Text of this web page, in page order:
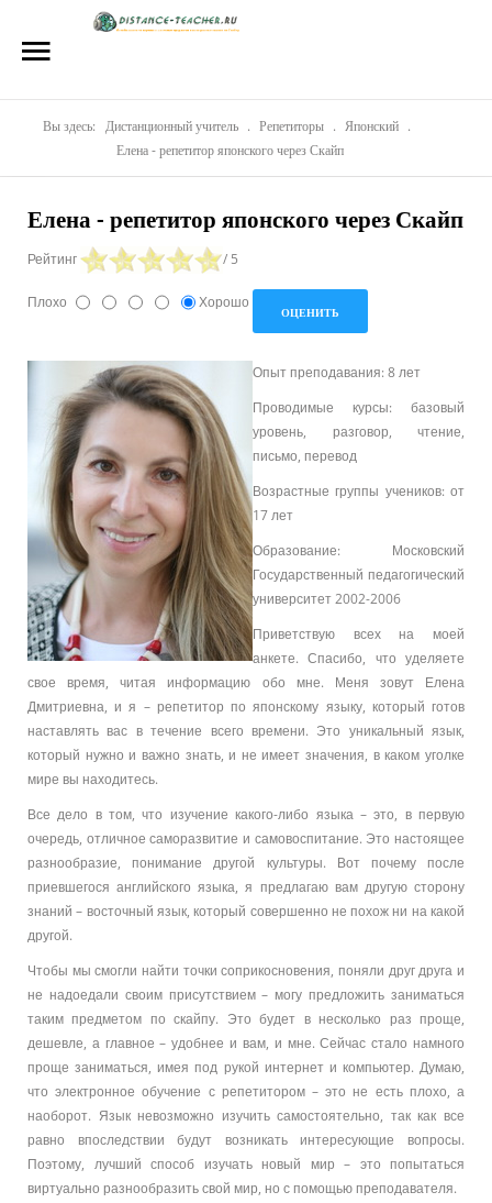
Репетиторы
Стоимость
Акции
Материалы
Контакты
Вы здесь: Дистанционный учитель . Репетиторы . Японский .
Елена - репетитор японского через Скайп
Елена - репетитор японского через Скайп
Рейтинг / 5
Плохо Хорошо
Опыт преподавания: 8 лет
Проводимые курсы: базовый
уровень, разговор, чтение,
письмо, перевод
Возрастные группы учеников: от
17 лет
Образование: Московский
Государственный педагогический
университет 2002-2006
Приветствую всех на моей
анкете. Спасибо, что уделяете
свое время, читая информацию обо мне. Меня зовут Елена
Дмитриевна, и я – репетитор по японскому языку, который готов
наставлять вас в течение всего времени. Это уникальный язык,
который нужно и важно знать, и не имеет значения, в каком уголке
мире вы находитесь.
Все дело в том, что изучение какого-либо языка – это, в первую
очередь, отличное саморазвитие и самовоспитание. Это настоящее
разнообразие, понимание другой культуры. Вот почему после
приевшегося английского языка, я предлагаю вам другую сторону
знаний – восточный язык, который совершенно не похож ни на какой
другой.
Чтобы мы смогли найти точки соприкосновения, поняли друг друга и
не надоедали своим присутствием – могу предложить заниматься
таким предметом по скайпу. Это будет в несколько раз проще,
дешевле, а главное – удобнее и вам, и мне. Сейчас стало намного
проще заниматься, имея под рукой интернет и компьютер. Думаю,
что электронное обучение с репетитором – это не есть плохо, а
наоборот. Язык невозможно изучить самостоятельно, так как все
равно впоследствии будут возникать интересующие вопросы.
Поэтому, лучший способ изучать новый мир – это попытаться
виртуально разнообразить свой мир, но с помощью преподавателя.